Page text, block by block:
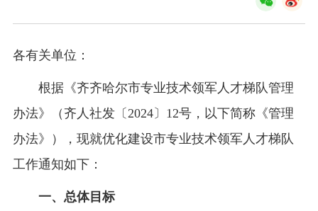
各有关单位：
根据《齐齐哈尔市专业技术领军人才梯队管理
办法》（齐人社发〔2024〕12号，以下简称《管理
办法》），现就优化建设市专业技术领军人才梯队
工作通知如下：
一、总体目标